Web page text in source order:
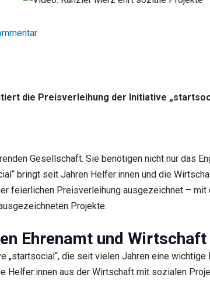
die Preisverleihung der Initiative
Gesellschaft. Sie benötigen nicht nur das
bringt seit Jahren Helfer:innen und die
feierlichen Preisverleihung ausgezeichnet –
Projekte.
Ehrenamt und Wirtschaft
„startsocial“, die seit vielen Jahren eine
Helfer:innen aus der Wirtschaft mit sozialen